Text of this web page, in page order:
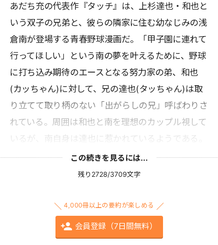
あだち充の代表作『タッチ』は、上杉達也・和也と
いう双子の兄弟と、彼らの隣家に住む幼なじみの浅
倉南が登場する青春野球漫画だ。「甲子園に連れて
行ってほしい」という南の夢を叶えるために、野球
に打ち込み期待のエースとなる努力家の弟、和也
(カッちゃん)に対して、兄の達也(タッちゃん)は取
り立てて取り柄のない「出がらしの兄」呼ばわりさ
れている。周囲は和也と南を理想のカップル視して
いるが、南自身は達也に惹かれているようである。
この続きを見るには...
残り2728/3709文字
4,000冊以上の要約が楽しめる
会員登録（7日間無料）